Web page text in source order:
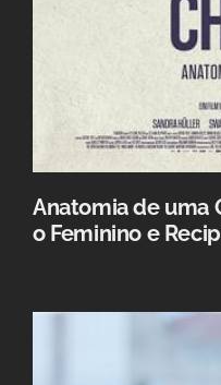
Anatomia de uma
o Feminino e